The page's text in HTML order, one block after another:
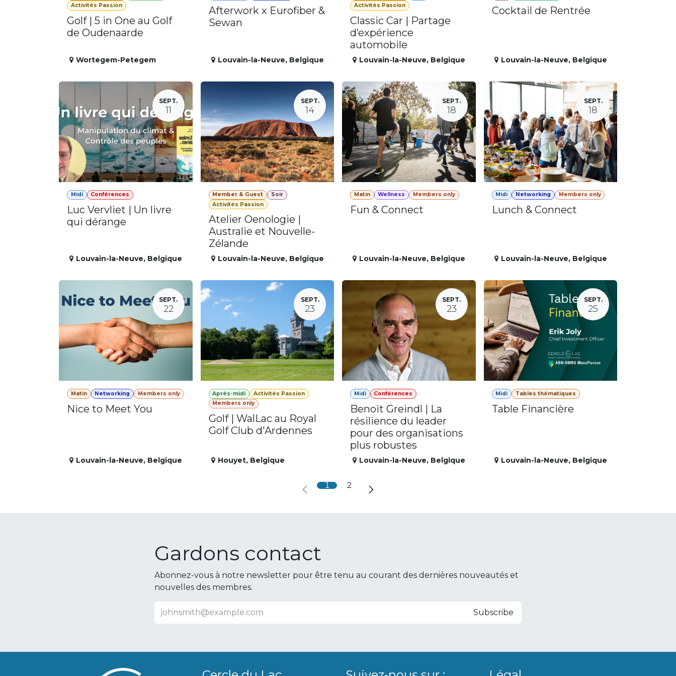
Activités Passion
Golf | 5 in One au Golf
de Oudenaarde
Wortegem-Petegem
Afterwork x Eurofiber &
Sewan
Louvain-la-Neuve, Belgique
Activités Passion
Classic Car | Partage
d’expérience
automobile
Louvain-la-Neuve, Belgique
Cocktail de Rentrée
Louvain-la-Neuve, Belgique
SEPT.
11
Midi Conférences
Luc Vervliet | Un livre
qui dérange
Louvain-la-Neuve, Belgique
SEPT.
14
Member & Guest
Soir
Activités Passion
Atelier Oenologie |
Australie et Nouvelle-
Zélande
Louvain-la-Neuve, Belgique
SEPT.
18
Matin Wellness Members only
Fun & Connect
Louvain-la-Neuve, Belgique
SEPT.
18
Midi Networking Members only
Lunch & Connect
Louvain-la-Neuve, Belgique
SEPT.
22
Matin Networking Members only
Nice to Meet You
Louvain-la-Neuve, Belgique
SEPT.
23
Après-midi
Activités Passion
Members only
Golf | WalLac au Royal
Golf Club d'Ardennes
Houyet, Belgique
SEPT.
23
Midi Conférences
Benoit Greindl | La
résilience du leader
pour des organisations
plus robustes
Louvain-la-Neuve, Belgique
SEPT.
25
Midi Tables thématiques
Table Financière
Louvain-la-Neuve, Belgique
1 2
Gardons contact
Abonnez-vous à notre newsletter pour être tenu au courant des dernières nouveautés et
nouvelles des membres.
Subscribe